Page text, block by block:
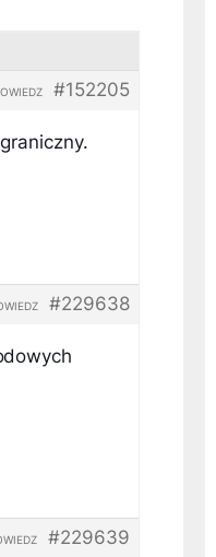
#152205
#229638
#229639